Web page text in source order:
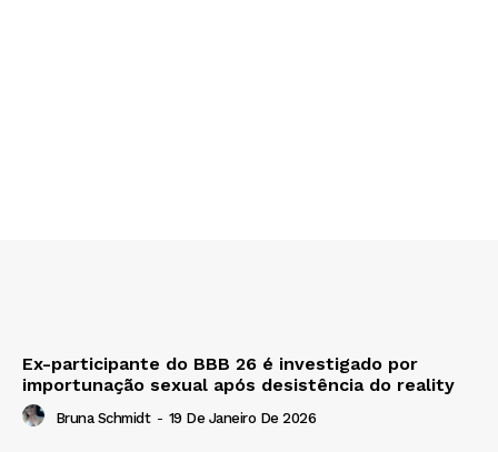
Ex-participante do BBB 26 é investigado por
importunação sexual após desistência do reality
Bruna Schmidt - 19 De Janeiro De 2026